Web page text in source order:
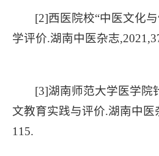
[2]西医院校“中医文化
学评价.湖南中医杂志
[3]湖南师范大学医学院
文教育实践与评价.湖南中医
115.